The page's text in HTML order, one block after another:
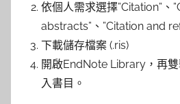
依個人需求選擇”Citation”、
abstracts”、”Citation and
下載儲存檔案 (.ris)
開啟EndNote Library，再
入書目。